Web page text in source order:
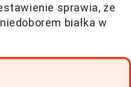
sprawia, że
białka w